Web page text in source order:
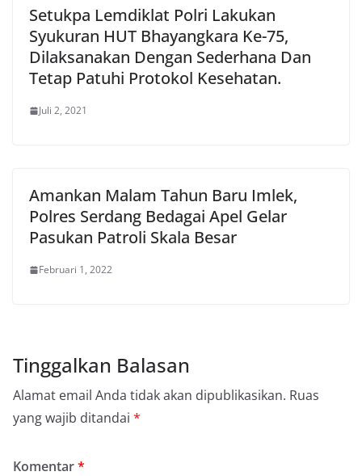
Setukpa Lemdiklat Polri Lakukan
Syukuran HUT Bhayangkara Ke-75,
Dilaksanakan Dengan Sederhana Dan
Tetap Patuhi Protokol Kesehatan.
Juli 2, 2021
Amankan Malam Tahun Baru Imlek,
Polres Serdang Bedagai Apel Gelar
Pasukan Patroli Skala Besar
Februari 1, 2022
Tinggalkan Balasan
Alamat email Anda tidak akan dipublikasikan. Ruas
yang wajib ditandai *
Komentar*